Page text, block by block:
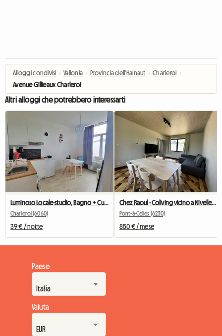
Alloggi condivisi › Vallonia › Provincia dell'Hainaut › Charleroi ›
Avenue Gillieaux Charleroi
Altri alloggi che potrebbero interessarti
Luminoso Locale-studio, Bagno + Cucina Privata
Charleroi (6060)
39 € / notte
Chez Raoul - Coliving vicino a Nivelles - Seneffe - Feluy
Pont-à-Celles (6230)
850 € / mese
Paese
Valuta